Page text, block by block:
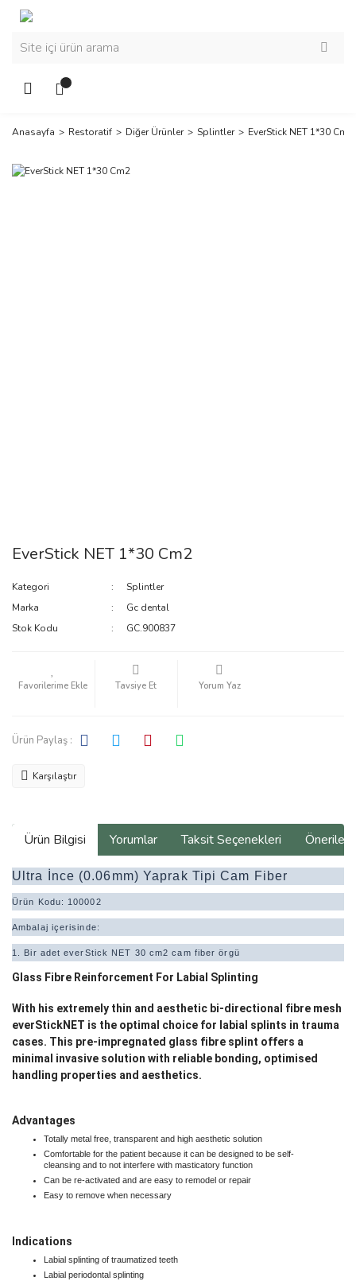
Anasayfa Restoratif Diğer Ürünler Splintler EverStick NET 1*30 Cm2
EverStick NET 1*30 Cm2
Kategori
Splintler
Marka
Gc dental
Stok Kodu
GC.900837
Tavsiye Et Yorum Yaz
Ürün Paylaş :
Karşılaştır
Ürün Bilgisi Yorumlar Taksit Seçenekleri
Ultra İnce (0.06mm) Yaprak Tipi Cam Fiber
Ürün Kodu: 100002
Ambalaj içerisinde:
1. Bir adet everStick NET 30 cm2 cam fiber örgü
Glass Fibre Reinforcement For Labial Splinting
With his extremely thin and aesthetic bi-directional fibre mesh
everStickNET is the optimal choice for labial splints in trauma
cases. This pre-impregnated glass fibre splint offers a
minimal invasive solution with reliable bonding, optimised
handling properties and aesthetics.
Advantages
Totally metal free, transparent and high aesthetic solution
Comfortable for the patient because it can be designed to be self-
cleansing and to not interfere with masticatory function
Can be re-activated and are easy to remodel or repair
Easy to remove when necessary
Indications
Labial splinting of traumatized teeth
Labial periodontal splinting